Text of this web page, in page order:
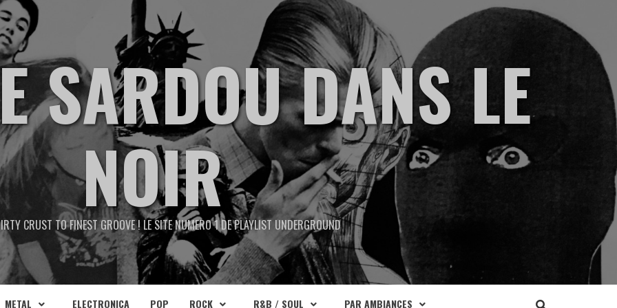
SARDOU DANS LE
NOIR
CRUST TO FINEST GROOVE ! LE SITE NUMERO 1 DE PLAYLIST UNDERGROUND
METAL ELECTRONICA POP ROCK R&B / SOUL PAR AMBIANCES